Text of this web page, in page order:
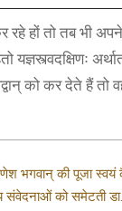
रहे हों तो तब भी
यज्ञस्त्वदक्षिणः
को कर देते हैं तो
भगवान् की पूजा स्वयं
संवेदनाओं को समेटती